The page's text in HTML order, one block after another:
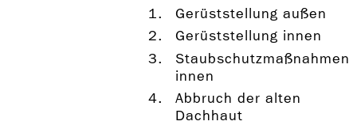
Gerüststellung außen
Gerüststellung innen
Staubschutzmaßnahmen
innen
Abbruch der alten
Dachhaut